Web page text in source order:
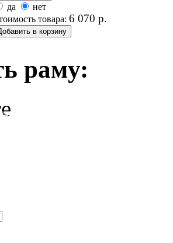
да
нет
товара: 6 070 р.
раму:
цвета